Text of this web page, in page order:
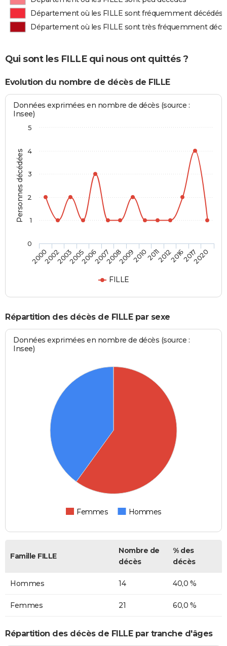
Département où les FILLE sont fréquemment décédés
Département où les FILLE sont très fréquemment
Qui sont les FILLE qui nous ont quittés ?
Evolution du nombre de décès de FILLE
Personnes décédées
Données exprimées en nombre de décès (source :
Insee)
FILLE
20002002200320052006200720082009201020112012201620172020
0
1
2
3
4
5
Répartition des décès de FILLE par sexe
Données exprimées en nombre de décès (source :
Insee)
Femmes Hommes
Famille FILLE
Nombre de
décès
% des
décès
Hommes 14 40,0 %
Femmes 21 60,0 %
Répartition des décès de FILLE par tranche d'âges